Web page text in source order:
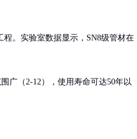
。实验室数据显示，SN8级管材在
广（2-12），使用寿命可达50年以